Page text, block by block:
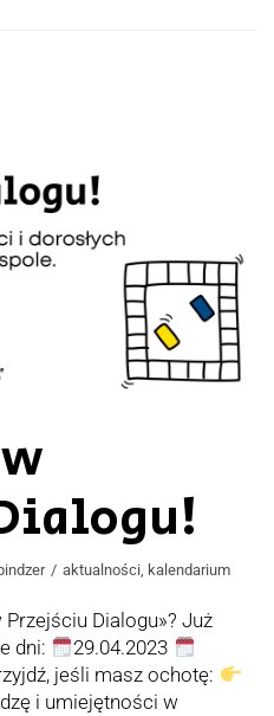
aktualności, kalendarium
Dialogu»? Już
dni:
29.04.2023
jeśli masz ochotę:
i umiejętności w